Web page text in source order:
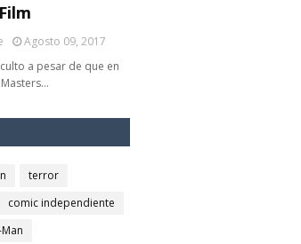
Agosto 09, 2017
a pesar de que en
terror
comic independiente